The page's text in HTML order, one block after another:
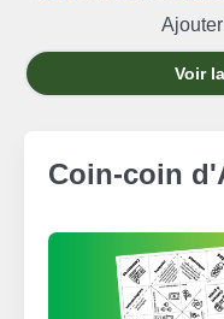
Voir
Coin-coin